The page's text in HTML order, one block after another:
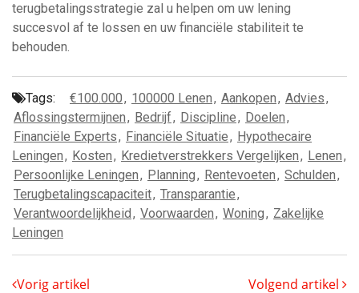
terugbetalingsstrategie zal u helpen om uw lening
succesvol af te lossen en uw financiële stabiliteit te
behouden.
Tags: €100.000, 100000 Lenen, Aankopen, Advies,
Aflossingstermijnen, Bedrijf, Discipline, Doelen,
Financiële Experts, Financiële Situatie, Hypothecaire
Leningen, Kosten, Kredietverstrekkers Vergelijken, Lenen,
Persoonlijke Leningen, Planning, Rentevoeten, Schulden,
Terugbetalingscapaciteit, Transparantie,
Verantwoordelijkheid, Voorwaarden, Woning, Zakelijke
Leningen
Vorig artikel Volgend artikel